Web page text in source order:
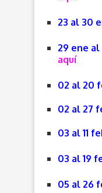
23 al 30
29 ene al
aquí
02 al 20
02 al 27
03 al 11
03 al 19
05 al 26